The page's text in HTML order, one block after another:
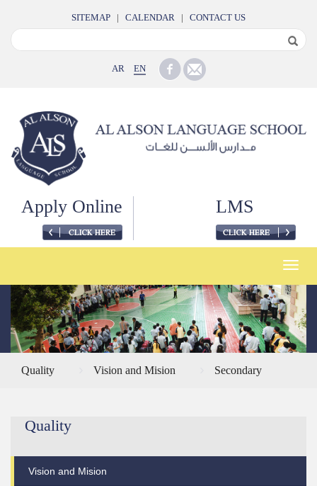
SITEMAP | CALENDAR | CONTACT US
AR EN
Apply Online LMS
Toggle
Quality Vision and Mision Secondary
Quality
Vision and Mision